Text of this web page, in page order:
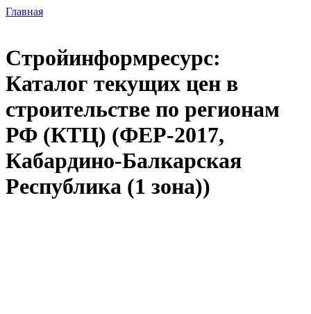
Главная
Стройинформресурс:
Каталог текущих цен в
строительстве по регионам
РФ (КТЦ) (ФЕР-2017,
Кабардино-Балкарская
Республика (1 зона))